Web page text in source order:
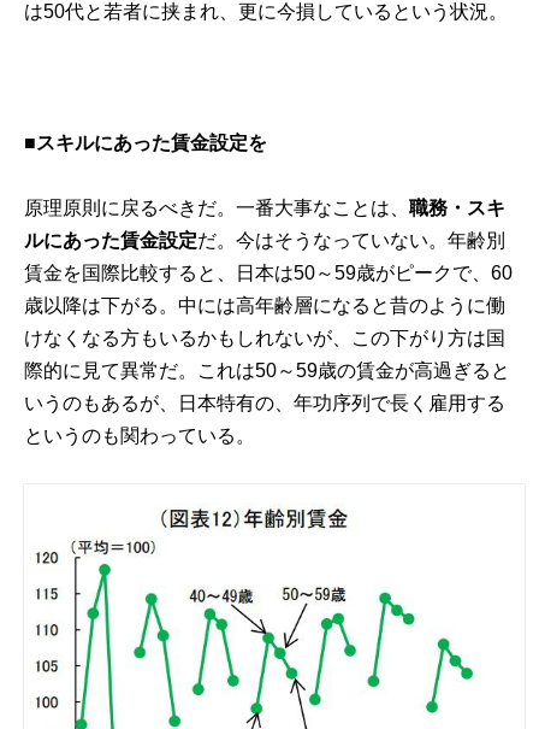
は50代と若者に挟まれ、更に今損しているという状況。
■スキルにあった賃金設定を
原理原則に戻るべきだ。一番大事なことは、職務・スキ
ルにあった賃金設定だ。今はそうなっていない。年齢別
賃金を国際比較すると、日本は50～59歳がピークで、60
歳以降は下がる。中には高年齢層になると昔のように働
けなくなる方もいるかもしれないが、この下がり方は国
際的に見て異常だ。これは50～59歳の賃金が高過ぎると
いうのもあるが、日本特有の、年功序列で長く雇用する
というのも関わっている。